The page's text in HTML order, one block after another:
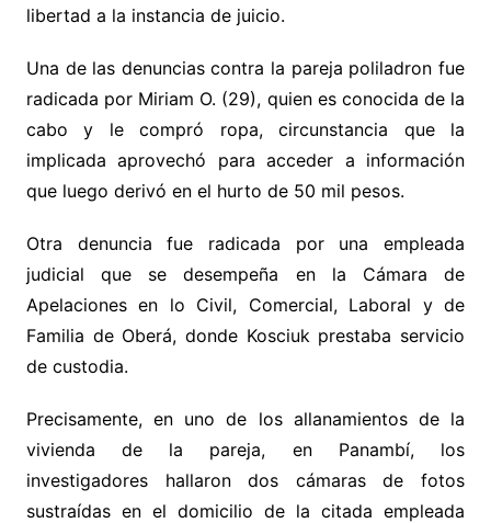
libertad a la instancia de juicio.
Una de las denuncias contra la pareja poliladron fue
radicada por Miriam O. (29), quien es conocida de la
cabo y le compró ropa, circunstancia que la
implicada aprovechó para acceder a información
que luego derivó en el hurto de 50 mil pesos.
Otra denuncia fue radicada por una empleada
judicial que se desempeña en la Cámara de
Apelaciones en lo Civil, Comercial, Laboral y de
Familia de Oberá, donde Kosciuk prestaba servicio
de custodia.
Precisamente, en uno de los allanamientos de la
vivienda de la pareja, en Panambí, los
investigadores hallaron dos cámaras de fotos
sustraídas en el domicilio de la citada empleada